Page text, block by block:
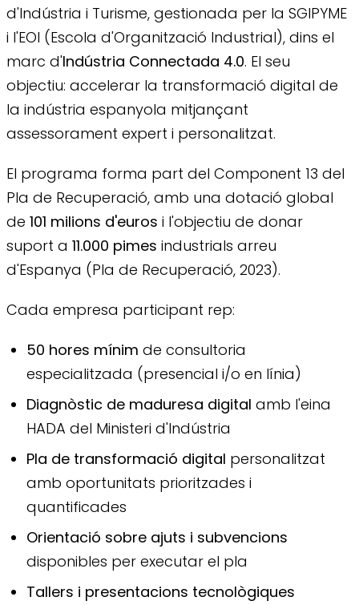
d'Indústria i Turisme, gestionada per la SGIPYME
i l'EOI (Escola d'Organització Industrial), dins el
marc d'Indústria Connectada 4.0. El seu
objectiu: accelerar la transformació digital de
la indústria espanyola mitjançant
assessorament expert i personalitzat.
El programa forma part del Component 13 del
Pla de Recuperació, amb una dotació global
de 101 milions d'euros i l'objectiu de donar
suport a 11.000 pimes industrials arreu
d'Espanya (Pla de Recuperació, 2023).
Cada empresa participant rep:
50 hores mínim de consultoria
especialitzada (presencial i/o en línia)
Diagnòstic de maduresa digital amb l'eina
HADA del Ministeri d'Indústria
Pla de transformació digital personalitzat
amb oportunitats prioritzades i
quantificades
Orientació sobre ajuts i subvencions
disponibles per executar el pla
Tallers i presentacions tecnològiques